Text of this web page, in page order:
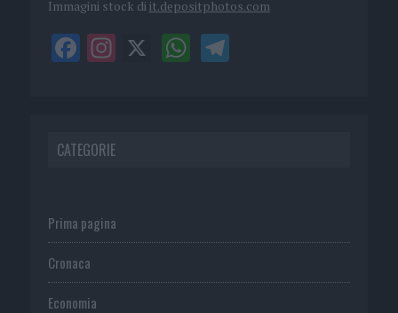
Immagini stock di it.depositphotos.com
CATEGORIE
Prima pagina
Cronaca
Economia